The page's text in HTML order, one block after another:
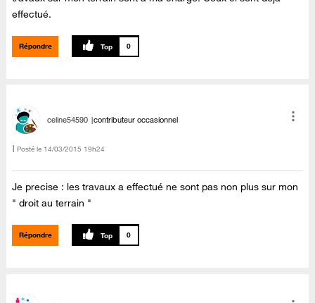
effectué.
Répondre 0
celine54590 contributeur occasionnel
Posté le ‎14/03/2015 19h24
Je precise : les travaux a effectué ne sont pas non plus sur mon
" droit au terrain "
Répondre 0